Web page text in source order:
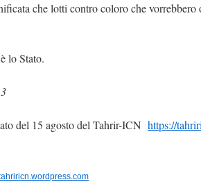
che lotti contro coloro che
lo Stato.
del 15 agosto del Tahrir-ICN https://